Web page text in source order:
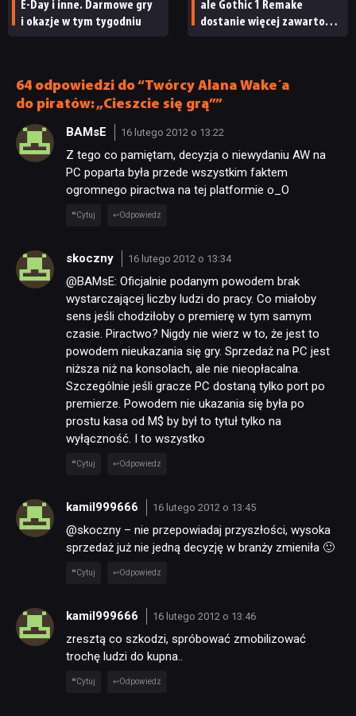
E-Day i inne. Darmowe gry
i okazje w tym tygodniu
ale Gothic 1 Remake
dostanie więcej zawartości.
64 odpowiedzi do “Twórcy Alana Wake´a
do piratów: „Cieszcie się grą””
BAMsE 16 lutego 2012 o 13:22
Z tego co pamiętam, decyzja o niewydaniu AW na
PC poparta była przede wszystkim faktem
ogromnego piractwa na tej platformie o_O
Cytuj Odpowiedz
skoczny 16 lutego 2012 o 13:34
@BAMsE: Oficjalnie podanym powodem brak
wystarczającej liczby ludzi do pracy. Co miałoby
sens jeśli chodziłoby o premierę w tym samym
czasie. Piractwo? Nigdy nie wierz w to, że jest to
powodem nieukazania się gry. Sprzedaż na PC jest
niższa niż na konsolach, ale nie nieopłacalna.
Szczególnie jeśli gracze PC dostaną tylko port po
premierze. Powodem nie ukazania się była po
prostu kasa od M$ by był to tytuł tylko na
wyłączność. I to wszystko
Cytuj Odpowiedz
kamil999666 16 lutego 2012 o 13:45
@skoczny – nie przepowiadaj przyszłości, wysoka
sprzedaż już nie jedną decyzję w branży zmieniła 🙂
Cytuj Odpowiedz
kamil999666 16 lutego 2012 o 13:46
zresztą co szkodzi, spróbować zmobilizować
trochę ludzi do kupna..
Cytuj Odpowiedz